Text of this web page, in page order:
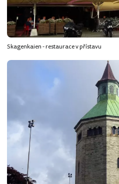
Skagenkaien - restaurace v přístavu